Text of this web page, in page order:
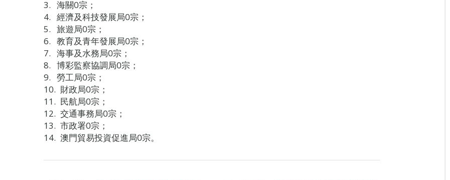
海關0宗；
經濟及科技發展局0宗；
旅遊局0宗；
教育及青年發展局0宗；
海事及水務局0宗；
博彩監察協調局0宗；
勞工局0宗；
財政局0宗；
民航局0宗；
交通事務局0宗；
市政署0宗；
澳門貿易投資促進局0宗。